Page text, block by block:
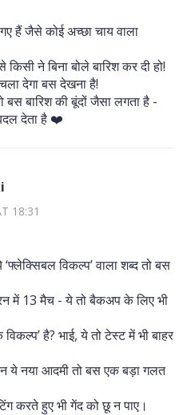
हैं जैसे कोई अच्छा चाय वाला
ने बिना बोले बारिश कर दी हो!
देगा बस देखना है!
बस बारिश की बूंदों जैसा लगता है -
देता है ❤️
18:31
विकल्प’ वाला शब्द तो बस
में 13 मैच - ये तो बैकअप के लिए भी
है? भाई, ये तो टेस्ट में भी बाहर
ये नया आदमी तो बस एक बड़ा गलत
करते हुए भी गेंद को छू न पाए।